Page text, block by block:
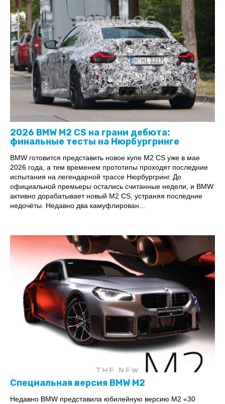
2026 BMW M2 CS на грани дебюта:
финальные тесты на Нюрбургринге
BMW готовится представить новое купе M2 CS уже в мае
2026 года, а тем временем прототипы проходят последние
испытания на легендарной трассе Нюрбургринг. До
официальной премьеры остались считанные недели, и BMW
активно дорабатывает новый M2 CS, устраняя последние
недочёты. Недавно два камуфлирован...
Специальная версия BMW M2
Недавно BMW представила юбилейную версию M2 «30